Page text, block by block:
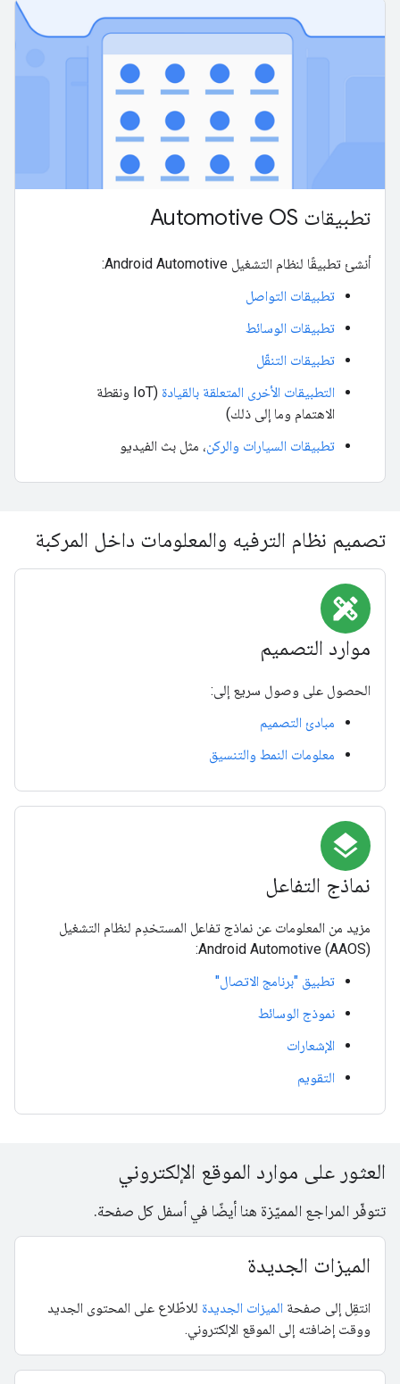
تطبيقات Automotive OS
أنشئ تطبيقًا لنظام التشغيل Android Automotive:
تطبيقات التواصل
تطبيقات الوسائط
تطبيقات التنقّل
التطبيقات الأخرى المتعلقة بالقيادة
(IoT ونقطة
الاهتمام وما إلى ذلك)
تطبيقات السيارات والركن ، مثل بث الفيديو
تصميم نظام الترفيه والمعلومات داخل المركبة
design_services
موارد التصميم
الحصول على وصول سريع إلى:
مبادئ التصميم
معلومات النمط والتنسيق
layers
نماذج التفاعل
مزيد من المعلومات عن نماذج تفاعل المستخدِم لنظام التشغيل
Android Automotive (AAOS):
تطبيق "برنامج الاتصال"
نموذج الوسائط
الإشعارات
التقويم
العثور على موارد الموقع الإلكتروني
تتوفّر المراجع المميّزة هنا أيضًا في أسفل كل صفحة.
الميزات الجديدة
انتقِل إلى صفحة الميزات الجديدة للاطّلاع على المحتوى الجديد
ووقت إضافته إلى الموقع الإلكتروني.